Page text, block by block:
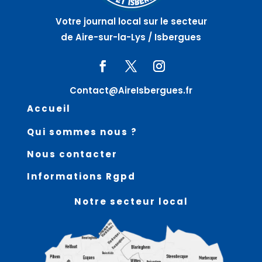
Votre journal local sur le secteur
de Aire-sur-la-Lys / Isbergues
Contact@AireIsbergues.fr
Accueil
Qui sommes nous ?
Nous contacter
Informations Rgpd
Notre secteur local